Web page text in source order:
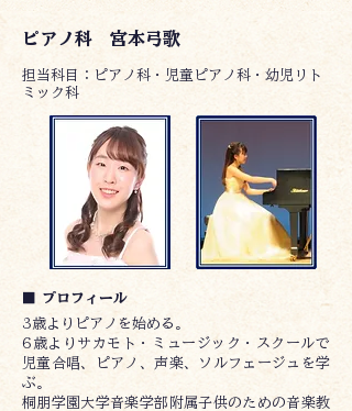
ピアノ科 宮本弓歌
​担当科目：ピアノ科・児童ピアノ科・幼児リト
ミック科
■ プロフィール
3歳よりピアノを始める。
6歳よりサカモト・ミュージック・スクールで
児童合唱、ピアノ、声楽、ソルフェージュを学
ぶ。
桐朋学園大学音楽学部附属子供のための音楽教